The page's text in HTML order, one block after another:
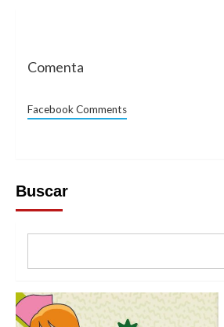
Comenta
Facebook Comments
Buscar